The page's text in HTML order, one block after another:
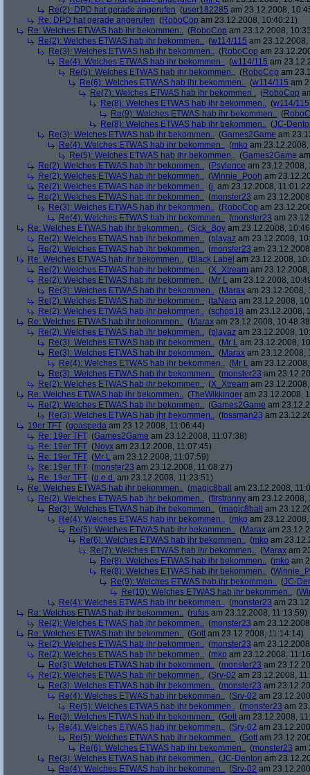
Re(2): DPD hat gerade angerufen (user182285 am 23.12.2008,
Re: DPD hat gerade angerufen (RoboCop am 23.12.2008, 10:40:21)
Re: Welches ETWAS hab ihr bekommen.. (RoboCop am 23.12.2008,
Re(2): Welches ETWAS hab ihr bekommen.. (w114/115 am
Re(3): Welches ETWAS hab ihr bekommen.. (RoboCop am
Re(4): Welches ETWAS hab ihr bekommen.. (w114/115 am
Re(5): Welches ETWAS hab ihr bekommen.. (RoboCop am
Re(6): Welches ETWAS hab ihr bekommen.. (w114/115 am
Re(7): Welches ETWAS hab ihr bekommen.. (RoboCop
Re(8): Welches ETWAS hab ihr bekommen.. (w114/115
Re(9): Welches ETWAS hab ihr bekommen.. (
Re(8): Welches ETWAS hab ihr bekommen.. (JC-
Re(3): Welches ETWAS hab ihr bekommen.. (Games2Game am
Re(4): Welches ETWAS hab ihr bekommen.. (mko am
Re(5): Welches ETWAS hab ihr bekommen.. (Games2Game
Re(2): Welches ETWAS hab ihr bekommen.. (Psylence am 23.12.2008,
Re(2): Welches ETWAS hab ihr bekommen.. (Winnie_Pooh am
Re(2): Welches ETWAS hab ihr bekommen.. (j. am 23.12.2008,
Re(2): Welches ETWAS hab ihr bekommen.. (monster23 am
Re(3): Welches ETWAS hab ihr bekommen.. (RoboCop am
Re(4): Welches ETWAS hab ihr bekommen.. (monster23 am
Re: Welches ETWAS hab ihr bekommen.. (Sick_Boy am 23.12.2008,
Re(2): Welches ETWAS hab ihr bekommen.. (playaz am 23.12.2008,
Re(2): Welches ETWAS hab ihr bekommen.. (monster23 am
Re: Welches ETWAS hab ihr bekommen.. (Black Label am 23.12.2008,
Re(2): Welches ETWAS hab ihr bekommen.. (X_Xtream am
Re(2): Welches ETWAS hab ihr bekommen.. (Mr L am 23.12.2008,
Re(3): Welches ETWAS hab ihr bekommen.. (Marax am 23.12.2008,
Re(2): Welches ETWAS hab ihr bekommen.. (taNero am 23.12.2008,
Re(2): Welches ETWAS hab ihr bekommen.. (schop18 am 23.12.2008,
Re: Welches ETWAS hab ihr bekommen.. (Marax am 23.12.2008,
Re(2): Welches ETWAS hab ihr bekommen.. (playaz am 23.12.2008,
Re(3): Welches ETWAS hab ihr bekommen.. (Mr L am 23.12.2008,
Re(3): Welches ETWAS hab ihr bekommen.. (Marax am 23.12.2008,
Re(4): Welches ETWAS hab ihr bekommen.. (Mr L am
Re(3): Welches ETWAS hab ihr bekommen.. (monster23 am
Re(2): Welches ETWAS hab ihr bekommen.. (X_Xtream am
Re: Welches ETWAS hab ihr bekommen.. (TheWikkinger am 23.12.2008,
Re(2): Welches ETWAS hab ihr bekommen.. (Games2Game am
Re(3): Welches ETWAS hab ihr bekommen.. (fossman23 am
19er TFT (goaspeda am 23.12.2008, 11:06:44)
Re: 19er TFT (Games2Game am 23.12.2008, 11:07:38)
Re: 19er TFT (Noyx am 23.12.2008, 11:07:45)
Re: 19er TFT (Mr L am 23.12.2008, 11:07:59)
Re: 19er TFT (monster23 am 23.12.2008, 11:08:27)
Re: 19er TFT (q.e.d. am 23.12.2008, 11:23:51)
Re: Welches ETWAS hab ihr bekommen.. (magic8ball
am 23.12.2008,
Re(2): Welches ETWAS hab ihr bekommen.. (firstronny am 23.12.2008,
Re(3): Welches ETWAS hab ihr bekommen.. (magic8ball
am
Re(4): Welches ETWAS hab ihr bekommen.. (mko am
Re(5): Welches ETWAS hab ihr bekommen.. (Marax am
Re(6): Welches ETWAS hab ihr bekommen.. (mko am
Re(7): Welches ETWAS hab ihr bekommen.. (Marax am
Re(8): Welches ETWAS hab ihr bekommen.. (mko am
Re(8): Welches ETWAS hab ihr bekommen.. (
Re(9): Welches ETWAS hab ihr bekommen.. (JC-
Re(10): Welches ETWAS hab ihr bekommen.. (
Re(4): Welches ETWAS hab ihr bekommen.. (monster23 am
Re: Welches ETWAS hab ihr bekommen.. (rufus am 23.12.2008, 11:13:59)
Re(2): Welches ETWAS hab ihr bekommen.. (monster23 am
Re: Welches ETWAS hab ihr bekommen.. (Gott am 23.12.2008, 11:14:14)
Re(2): Welches ETWAS hab ihr bekommen.. (monster23 am
Re(2): Welches ETWAS hab ihr bekommen.. (mko am 23.12.2008,
Re(3): Welches ETWAS hab ihr bekommen.. (monster23 am
Re(2): Welches ETWAS hab ihr bekommen.. (Srv-02 am 23.12.2008,
Re(3): Welches ETWAS hab ihr bekommen.. (monster23 am
Re(4): Welches ETWAS hab ihr bekommen.. (Srv-02 am
Re(5): Welches ETWAS hab ihr bekommen.. (monster23 am
Re(3): Welches ETWAS hab ihr bekommen.. (Gott am 23.12.2008,
Re(4): Welches ETWAS hab ihr bekommen.. (Srv-02 am
Re(5): Welches ETWAS hab ihr bekommen.. (Gott am
Re(6): Welches ETWAS hab ihr bekommen.. (monster23 am
Re(3): Welches ETWAS hab ihr bekommen.. (JC-Denton am
Re(4): Welches ETWAS hab ihr bekommen.. (Srv-02 am